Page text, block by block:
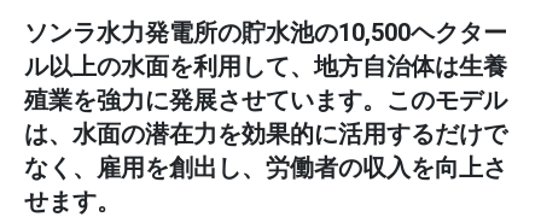
ソンラ水力発電所の貯水池の10,500ヘクター
ル以上の水面を利用して、地方自治体は生養
殖業を強力に発展させています。このモデル
は、水面の潜在力を効果的に活用するだけで
なく、雇用を創出し、労働者の収入を向上さ
せます。